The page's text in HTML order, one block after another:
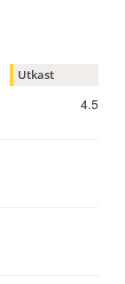
Utkast
4.5